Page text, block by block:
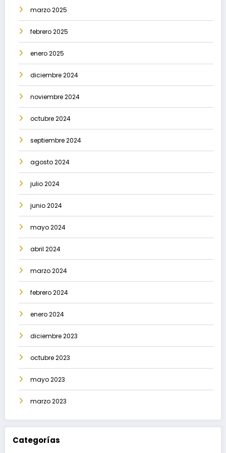
marzo 2025
febrero 2025
enero 2025
diciembre 2024
noviembre 2024
octubre 2024
septiembre 2024
agosto 2024
julio 2024
junio 2024
mayo 2024
abril 2024
marzo 2024
febrero 2024
enero 2024
diciembre 2023
octubre 2023
mayo 2023
marzo 2023
Categorías